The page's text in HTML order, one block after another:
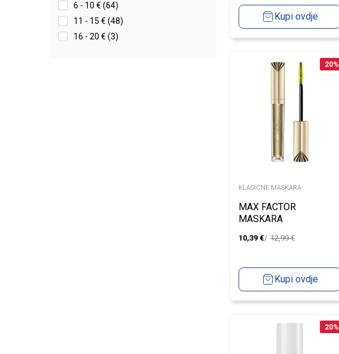
6 - 10 € (64)
11 - 15 € (48)
16 - 20 € (3)
Kupi ovdje
20%
KLASICNE MASKARA
MAX FACTOR
MASKARA
RICH BLACK
10,39 € 12,99€
Kupi ovdje
20%